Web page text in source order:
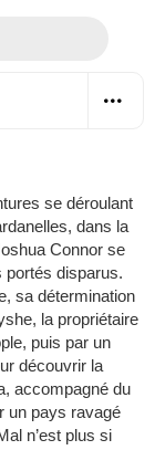
se déroulant
dans la
Connor se
portés disparus.
sa détermination
la propriétaire
puis par un
découvrir la
accompagné du
un pays ravagé
n’est plus si